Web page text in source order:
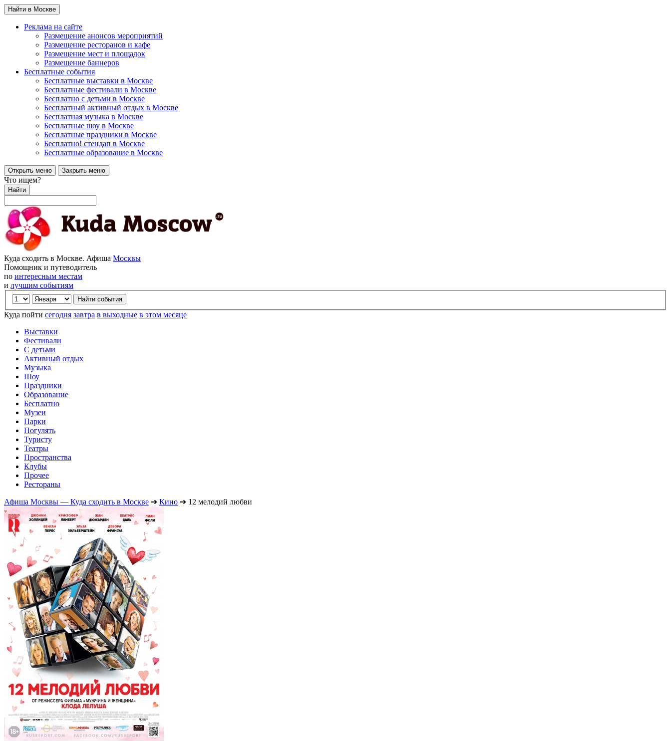
Найти в Москве
Реклама на сайте
Размещение анонсов мероприятий
Размещение ресторанов и кафе
Размещение мест и площадок
Размещение баннеров
Бесплатные события
Бесплатные выставки в Москве
Бесплатные фестивали в Москве
Бесплатно с детьми в Москве
Бесплатный активный отдых в Москве
Бесплатная музыка в Москве
Бесплатные шоу в Москве
Бесплатные праздники в Москве
Бесплатно! стендап в Москве
Бесплатные образование в Москве
Открыть меню Закрыть меню
Что ищем?
Найти
Куда сходить в Москве. Афиша Москвы
Помощник и путеводитель
по интересным местам
и лучшим событиям
Куда пойти сегодня завтра в выходные в этом месяце
Выставки
Фестивали
С детьми
Активный отдых
Музыка
Шоу
Праздники
Образование
Бесплатно
Музеи
Парки
Погулять
Туристу
Театры
Пространства
Клубы
Прочее
Рестораны
Афиша Москвы — Куда сходить в Москве ➔ Кино ➔ 12 мелодий любви